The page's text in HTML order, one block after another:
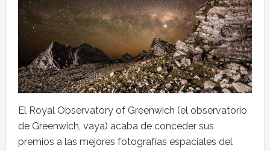
El Royal Observatory of Greenwich (el observatorio
de Greenwich, vaya) acaba de conceder sus
premios a las mejores fotografías espaciales del